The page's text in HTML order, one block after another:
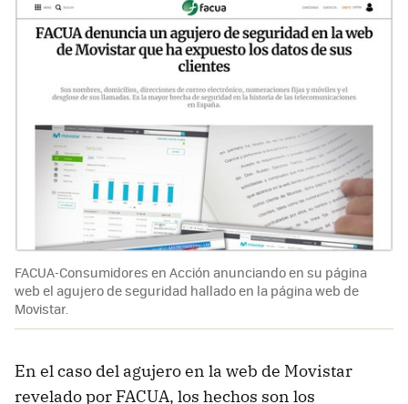
FACUA-Consumidores en Acción anunciando en su página
web el agujero de seguridad hallado en la página web de
Movistar.
En el caso del agujero en la web de Movistar
revelado por FACUA, los hechos son los